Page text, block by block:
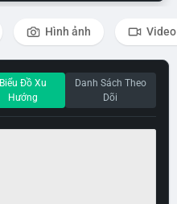
Hình ảnh Video
Biểu Đồ Xu
Hướng
Danh Sách Theo
Dõi